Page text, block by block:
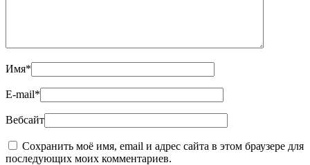
Имя*
E-mail*
Вебсайт
Сохранить моё имя, email и адрес сайта в этом браузере для
последующих моих комментариев.